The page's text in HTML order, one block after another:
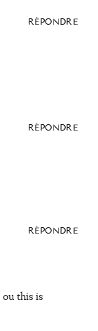
RÉPONDRE
RÉPONDRE
RÉPONDRE
ou this is